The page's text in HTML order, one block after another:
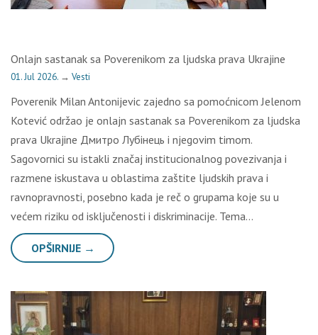
Onlajn sastanak sa Poverenikom za ljudska prava Ukrajine
01. Jul 2026. → Vesti
Poverenik Milan Antonijevic zajedno sa pomoćnicom Jelenom
Kotević održao je onlajn sastanak sa Poverenikom za ljudska
prava Ukrajine Дмитро Лубінець i njegovim timom.
Sagovornici su istakli značaj institucionalnog povezivanja i
razmene iskustava u oblastima zaštite ljudskih prava i
ravnopravnosti, posebno kada je reč o grupama koje su u
većem riziku od isključenosti i diskriminacije. Tema…
OPŠIRNIJE →